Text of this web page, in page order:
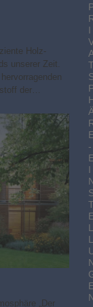
Holz-
unserer Zeit.
der…
„Der
I
-
I
L
L